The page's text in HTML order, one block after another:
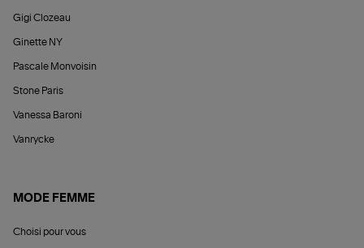
Gigi Clozeau
Ginette NY
Pascale Monvoisin
Stone Paris
Vanessa Baroni
Vanrycke
MODE FEMME
Choisi pour vous